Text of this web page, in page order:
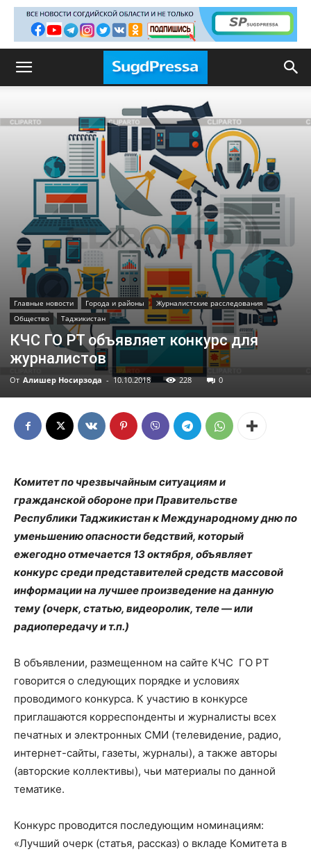
Главные новости Города и районы
Журналистские расследования
Общество
Таджикистан
КЧС ГО РТ объявляет конкурс для
журналистов
От Алишер Носирзода - 10.10.2018 228 0
Комитет по чрезвычайным ситуациям и
гражданской обороне при Правительстве
Республики Таджикистан к Международному дню по
уменьшению опасности бедствий, который
ежегодно отмечается 13 октября, объявляет
конкурс среди представителей средств массовой
информации на лучшее произведение на данную
тему (очерк, статью, видеоролик, теле — или
радиопередачу и т.п.)
В объявлении, размещенном на сайте КЧС ГО РТ
говорится о следующих порядке и условиях
проводимого конкурса. К участию в конкурсе
приглашаются корреспонденты и журналисты всех
печатных и электронных СМИ (телевидение, радио,
интернет-сайты, газеты, журналы), а также авторы
(авторские коллективы), чьи материалы по данной
тематике.
Конкурс проводится последующим номинациям:
«Лучший очерк (статья, рассказ) о вкладе Комитета в